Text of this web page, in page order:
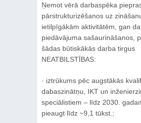
Ņemot vērā darbaspēka
pārstrukturizēšanos uz
ietilpīgākām aktivitātēm, gan
piedāvājuma sašaurināšanos,
šādas būtiskākās darba tirgus
NEATBILSTĪBAS:
· iztrūkums pēc augstākās
dabaszinātņu, IKT un
speciālistiem – līdz 2030.
pieaugt līdz ~9,1 tūkst.;